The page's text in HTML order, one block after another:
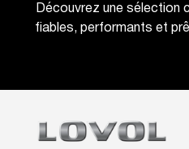
Découvrez une sélection
fiables, performants et